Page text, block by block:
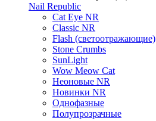
Nail Republic
Cat Eye NR
Classic NR
Flash (светоотражающие)
Stone Crumbs
SunLight
Wow Meow Cat
Неоновые NR
Новинки NR
Однофазные
Полупрозрачные